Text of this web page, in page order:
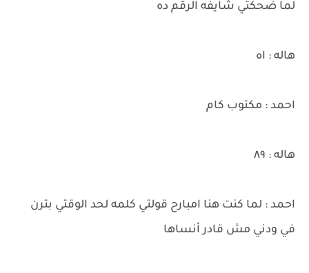
لما ضحكتي شايفه الرقم ده
هاله : اه
احمد : مكتوب كام
هاله : ٨٩
احمد : لما كنت هنا امبارح قولتي كلمه لحد الوقتي بترن
في ودني مش قادر أنساها